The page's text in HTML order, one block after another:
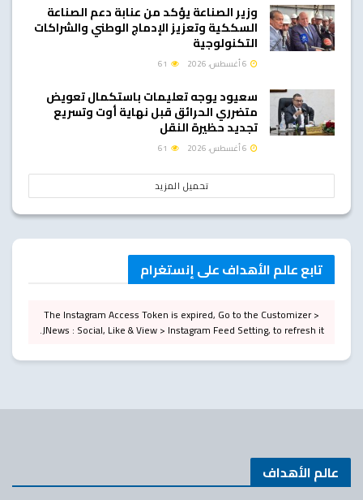
وزير الصناعة يؤكد من عنابة دعم الصناعة
السككية وتعزيز الإدماج الوطني والشراكات
التكنولوجية
سعيود يوجه تعليمات باستكمال تعويض
متضرري الحرائق قبل نهاية أوت وتسريع
تجديد حظيرة النقل
تحميل المزيد
تابع عالم الأهداف على إنستغرام
The Instagram Access Token is expired, Go to the Customizer >
JNews : Social, Like & View > Instagram Feed Setting, to refresh it.
عالم الأهداف